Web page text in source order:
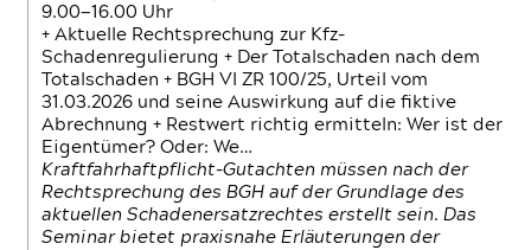
9.00—16.00 Uhr
+ Aktuelle Rechtsprechung zur Kfz-
Schadenregulierung + Der Totalschaden nach dem
Totalschaden + BGH VI ZR 100/25, Urteil vom
31.03.2026 und seine Auswirkung auf die fiktive
Abrechnung + Restwert richtig ermitteln: Wer ist der
Eigentümer? Oder: We…
Kraftfahrhaftpflicht-Gutachten müssen nach der
Rechtsprechung des BGH auf der Grundlage des
aktuellen Schadenersatzrechtes erstellt sein. Das
Seminar bietet praxisnahe Erläuterungen der